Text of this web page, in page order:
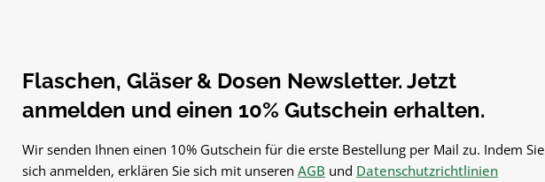
Flaschen, Gläser & Dosen Newsletter. Jetzt
anmelden und einen 10% Gutschein erhalten.
Wir senden Ihnen einen 10% Gutschein für die erste Bestellung per Mail zu. Indem Sie
sich anmelden, erklären Sie sich mit unseren AGB und Datenschutzrichtlinien